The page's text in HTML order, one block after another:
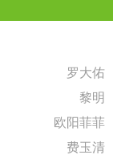
罗大佑
黎明
欧阳菲菲
费玉清